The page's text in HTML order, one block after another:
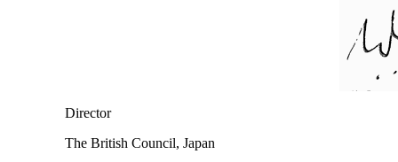
Director
The British Council, Japan